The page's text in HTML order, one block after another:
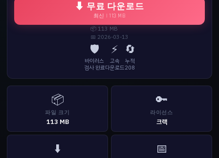
⬇ 무료 다운로드
최신 | 113 MB
📦 113 MB
📅 2026-03-13
🛡️
바이러스
검사 완료
⚡
고속
다운로드
🔄
누적
208
📦
파일 크기
113 MB
🔑
라이선스
크랙
⬇️ 📅